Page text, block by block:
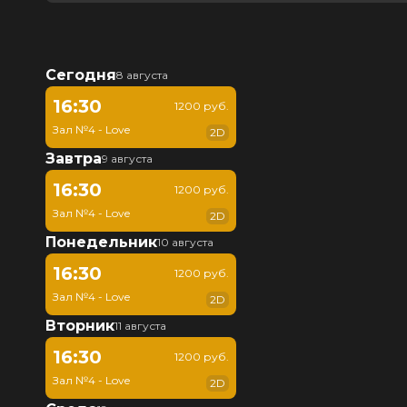
Сегодня8 августа
16:30
Зал №4 - Love
1200 руб.
2D
Завтра9 августа
16:30
Зал №4 - Love
1200 руб.
2D
Понедельник10 августа
16:30
Зал №4 - Love
1200 руб.
2D
Вторник11 августа
16:30
Зал №4 - Love
1200 руб.
2D